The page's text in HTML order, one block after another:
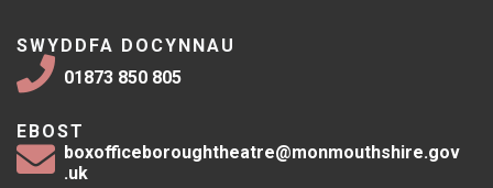
SWYDDFA DOCYNNAU
01873 850 805
EBOST
boxofficeboroughtheatre@monmouthshire.gov
.uk